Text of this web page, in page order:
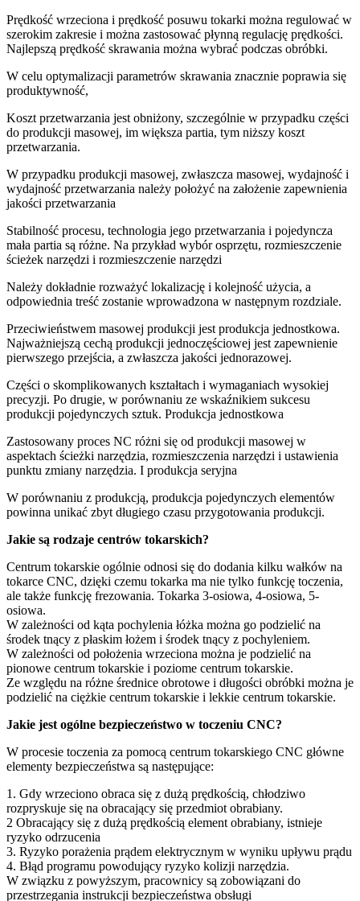
Prędkość wrzeciona i prędkość posuwu tokarki można regulować w
szerokim zakresie i można zastosować płynną regulację prędkości.
Najlepszą prędkość skrawania można wybrać podczas obróbki.
W celu optymalizacji parametrów skrawania znacznie poprawia się
produktywność,
Koszt przetwarzania jest obniżony, szczególnie w przypadku części
do produkcji masowej, im większa partia, tym niższy koszt
przetwarzania.
W przypadku produkcji masowej, zwłaszcza masowej, wydajność i
wydajność przetwarzania należy położyć na założenie zapewnienia
jakości przetwarzania
Stabilność procesu, technologia jego przetwarzania i pojedyncza
mała partia są różne. Na przykład wybór osprzętu, rozmieszczenie
ścieżek narzędzi i rozmieszczenie narzędzi
Należy dokładnie rozważyć lokalizację i kolejność użycia, a
odpowiednia treść zostanie wprowadzona w następnym rozdziale.
Przeciwieństwem masowej produkcji jest produkcja jednostkowa.
Najważniejszą cechą produkcji jednoczęściowej jest zapewnienie
pierwszego przejścia, a zwłaszcza jakości jednorazowej.
Części o skomplikowanych kształtach i wymaganiach wysokiej
precyzji. Po drugie, w porównaniu ze wskaźnikiem sukcesu
produkcji pojedynczych sztuk. Produkcja jednostkowa
Zastosowany proces NC różni się od produkcji masowej w
aspektach ścieżki narzędzia, rozmieszczenia narzędzi i ustawienia
punktu zmiany narzędzia. I produkcja seryjna
W porównaniu z produkcją, produkcja pojedynczych elementów
powinna unikać zbyt długiego czasu przygotowania produkcji.
Jakie są rodzaje centrów tokarskich?
Centrum tokarskie ogólnie odnosi się do dodania kilku wałków na
tokarce CNC, dzięki czemu tokarka ma nie tylko funkcję toczenia,
ale także funkcję frezowania. Tokarka 3-osiowa, 4-osiowa, 5-
osiowa.
W zależności od kąta pochylenia łóżka można go podzielić na
środek tnący z płaskim łożem i środek tnący z pochyleniem.
W zależności od położenia wrzeciona można je podzielić na
pionowe centrum tokarskie i poziome centrum tokarskie.
Ze względu na różne średnice obrotowe i długości obróbki można je
podzielić na ciężkie centrum tokarskie i lekkie centrum tokarskie.
Jakie jest ogólne bezpieczeństwo w toczeniu CNC?
W procesie toczenia za pomocą centrum tokarskiego CNC główne
elementy bezpieczeństwa są następujące:
1. Gdy wrzeciono obraca się z dużą prędkością, chłodziwo
rozpryskuje się na obracający się przedmiot obrabiany.
2 Obracający się z dużą prędkością element obrabiany, istnieje
ryzyko odrzucenia
3. Ryzyko porażenia prądem elektrycznym w wyniku upływu prądu
4. Błąd programu powodujący ryzyko kolizji narzędzia.
W związku z powyższym, pracownicy są zobowiązani do
przestrzegania instrukcji bezpieczeństwa obsługi